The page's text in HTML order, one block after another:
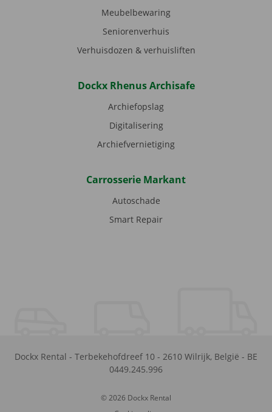
Meubelbewaring
Seniorenverhuis
Verhuisdozen & verhuisliften
Dockx Rhenus Archisafe
Archiefopslag
Digitalisering
Archiefvernietiging
Carrosserie Markant
Autoschade
Smart Repair
Dockx Rental - Terbekehofdreef 10 - 2610 Wilrijk, België - BE
0449.245.996
© 2026 Dockx Rental